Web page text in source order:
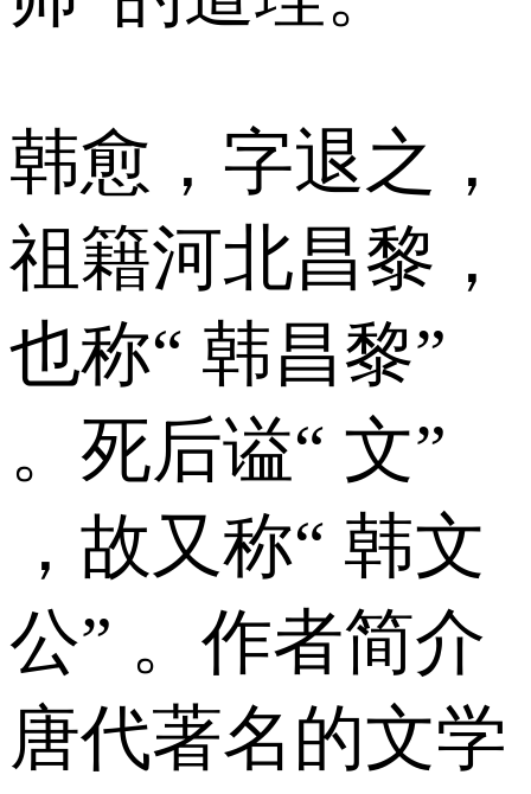
韩愈，字退之，
祖籍河北昌黎，
也称“ 韩昌黎”
。死后谥“ 文”
，故又称“ 韩文
公” 。作者简介
唐代著名的文学